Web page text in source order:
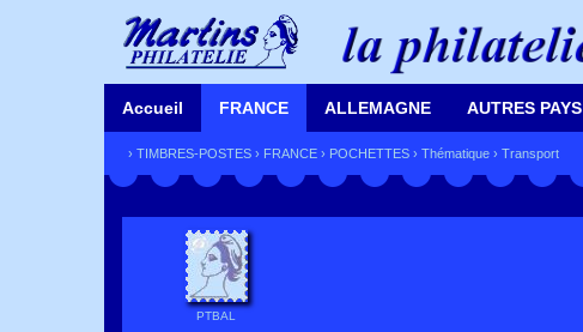
Accueil FRANCE ALLEMAGNE AUTRES PAYS
› TIMBRES-POSTES › FRANCE › POCHETTES › Thématique › Transport
PTBAL